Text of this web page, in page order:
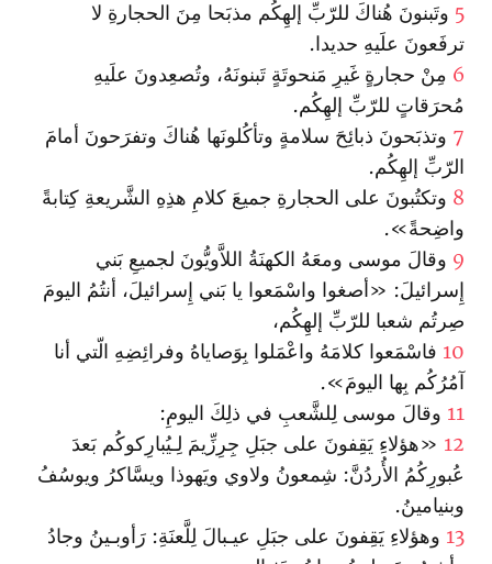
5 وتَبنونَ هُناكَ للرّبِّ إلهِكُم مذبَحا مِنَ الحجارةِ لا
ترفَعونَ علَيهِ حديدا.
6 مِنْ حجارةٍ غَيرِ مَنحوتَةٍ تَبنونَهُ، وتُصعِدونَ علَيهِ
مُحرَقاتٍ للرّبِّ إلهِكُم‌.
7 وتذبَحونَ ذبائِحَ سلامةٍ وتأكُلونَها هُناكَ وتفرَحونَ أمامَ
الرّبِّ إلهِكُم.
8 وتكتُبونَ على الحجارةِ جميعَ كلامِ هذِهِ الشَّريعةِ كِتابةً
واضِحةً‌».
9 وقالَ موسى ومعَهُ الكهنَةُ اللاَّويُّونَ‌ لجميعِ بَني
إِسرائيلَ: «أصغوا وا‏سْمَعوا يا بَني إِسرائيلَ، أنتُمُ اليومَ
صِرتُم شعبا للرّبِّ إلهِكُم،
10 فا‏سْمَعوا كلامَهُ وا‏عْمَلوا بِوَصاياهُ وفرائِضِهِ الّتي أنا
آمُرُكُم بِها اليومَ».
11 وقالَ موسى لِلشَّعبِ في ذلِكَ اليومِ:
12 «هؤلاءِ يَقِفونَ على جبَلِ جِرِزِّيمَ‌ لِـيُبارِكوكُم بَعدَ
عُبورِكُمُ الأُردُنَّ: شِمعونُ ولاوي ويَهوذا ويسَّاكرُ ويوسُفُ
وبنيامينُ.
13 وهؤلاءِ يَقِفونَ على جبَلِ عيـبالَ لِلَّعنَةِ: رَأوبـينُ وجادُ